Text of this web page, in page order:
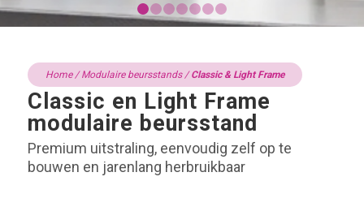
1 2 3 4 5
Home/Modulaire beursstands/Classic & Light Frame
Classic en Light Frame
modulaire beursstand
Premium uitstraling, eenvoudig zelf op te
bouwen en jarenlang herbruikbaar